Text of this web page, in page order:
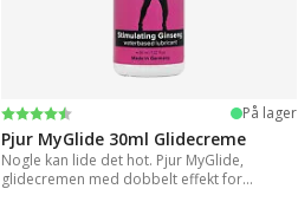
Vurdering:
4.2 ud af 5 stjerner På lager
Pjur MyGlide 30ml Glidecreme
Nogle kan lide det hot. Pjur MyGlide,
glidecremen med dobbelt effekt for